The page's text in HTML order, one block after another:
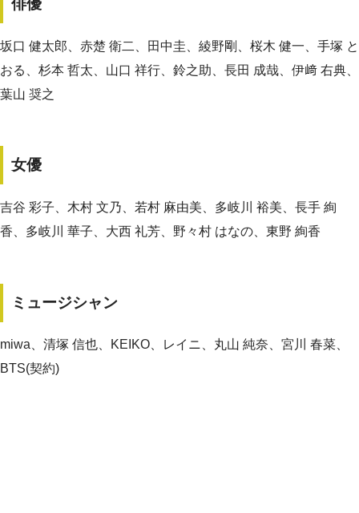
俳優
坂口 健太郎、赤楚 衛二、田中圭、綾野剛、桜木 健一、手塚 と
おる、杉本 哲太、山口 祥行、鈴之助、長田 成哉、伊﨑 右典、
葉山 奨之
女優
吉谷 彩子、木村 文乃、若村 麻由美、多岐川 裕美、長手 絢
香、多岐川 華子、大西 礼芳、野々村 はなの、東野 絢香
ミュージシャン
miwa、清塚 信也、KEIKO、レイニ、丸山 純奈、宮川 春菜、
BTS(契約)